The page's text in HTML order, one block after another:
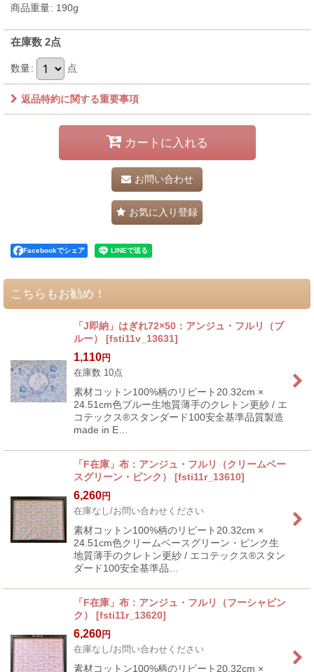
商品重量: 190g
在庫数 2点
数量: 点
返品特約に関する重要事項
カートに入れる
お問い合わせ
お気に入り登録
Facebookでシェア
こちらもお勧め！
「J即納」はぎれ72×50：アンジュ・フルリ（ブ
ルー）
[fsti11v_13631]
1,110円
在庫数 10点
素材コットン100%柄のリピート20.32cm ×
24.51cm色ブルー生地質薄手のクレトン更紗 / エ
コテックス®スタンダード100安全基準品質製造
made in E…
「F在庫」布：アンジュ・フルリ（クリームベー
スグリーン・ピンク）
[fsti11r_13610]
6,260円
在庫なし/お問い合わせください
素材コットン100%柄のリピート20.32cm ×
24.51cm色クリームベースグリーン・ピンク生
地質薄手のクレトン更紗 / エコテックス®スタン
ダード100安全基準品…
「F在庫」布：アンジュ・フルリ（フーシャピン
ク）
[fsti11r_13620]
6,260円
在庫なし/お問い合わせください
素材コットン100%柄のリピート20.32cm ×